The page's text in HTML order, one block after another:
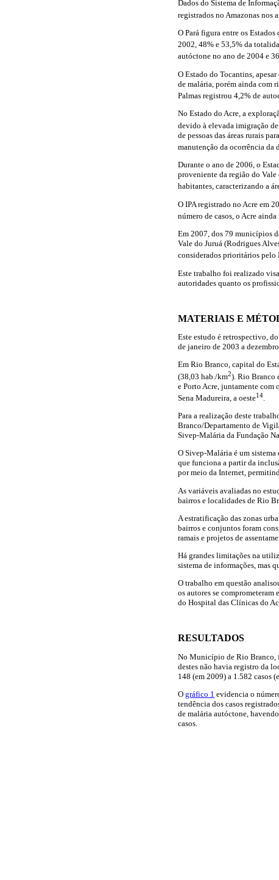
Dados do Sistema de
registrados no Amazonas nos
O Pará figura entre os
2002, 48% e 53,5% da
autóctone no ano de 2004 e
O Estado do Tocantins,
de malária, porém ainda com
Palmas registrou 4,2% de
No Estado do Acre, a
devido à elevada imigração
de pessoas das áreas rurais
manutenção da ocorrência da
Durante o ano de 2006, o
proveniente da região do
habitantes, caracterizando a
O IPA registrado no Acre em
número de casos, o Acre
Em 2007, dos 79 municípios
Vale do Juruá (Rodrigues
considerados prioritários
Este trabalho foi realizado
autoridades quanto os
MATERIAIS E
Este estudo é retrospectivo,
de janeiro de 2003 a
Em Rio Branco, capital do
(38,03 hab./km2). Rio Branco
e Porto Acre, juntamente com
Sena Madureira, a oeste14
Para a realização deste
Branco/Departamento de
Sivep-Malária da Fundação
O Sivep-Malária é um
que funciona a partir da
por meio da Internet,
As variáveis avaliadas no
bairros e localidades de Rio
A estratificação das zonas
bairros e conjuntos foram
ramais e projetos de
Há grandes limitações na
sistema de informações, mas
O trabalho em questão
os autores se
do Hospital das Clínicas do
RESULTADOS
No Município de Rio Branco,
destes não havia registro da
148 (em 2009) a 1.582 casos
O gráfico 1 evidencia o
tendência dos casos
de malária autóctone,
casos.